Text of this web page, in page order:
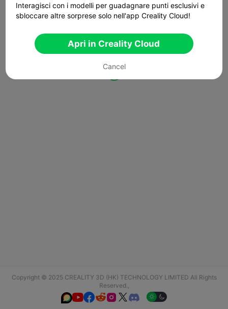
Copyright © 2025 CREALITY 3D (HK) TECHNOLOGY LIMITED All Rights
Reserved.,
  
Interagisci con i modelli per guadagnare punti esclusivi e
sbloccare altre sorprese solo nell'app Creality Cloud!
Apri in Creality Cloud
Cancel